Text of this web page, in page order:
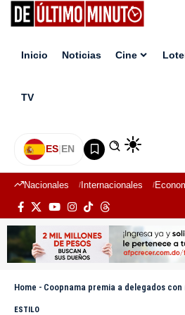
Inicio Noticias Cine
TV
ES|EN
Nacionales Internacionales
Home - Coopnama premia a delegados con
ESTILO